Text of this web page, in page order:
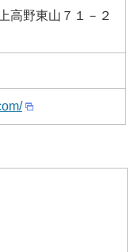
高野東山７１－２